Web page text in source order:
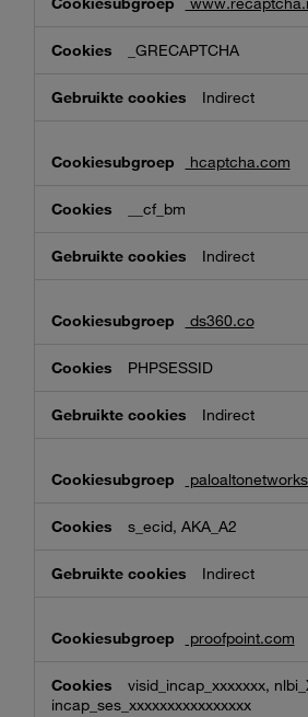
_GRECAPTCHA
Indirect
hcaptcha.com
__cf_bm
Indirect
ds360.co
PHPSESSID
Indirect
s_ecid, AKA_A2
Indirect
proofpoint.com
visid_incap_xxxxxxx,
incap_ses_xxxxxxxxxxxxxxxx